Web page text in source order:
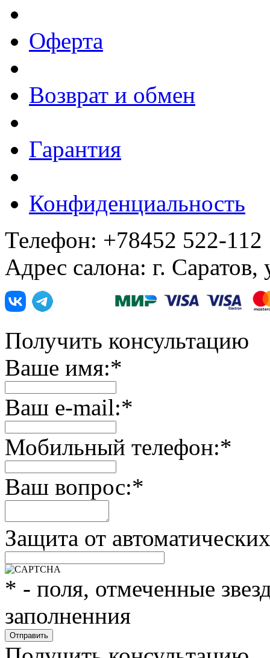
Оферта
Возврат и обмен
Гарантия
Конфиденциальность
Телефон: +78452 522-112
Адрес салона: г. Саратов,
Получить консультацию
Ваше имя:*
Ваш e-mail:*
Мобильный телефон:*
Ваш вопрос:*
Защита от
* - поля, отмеченные
заполненния